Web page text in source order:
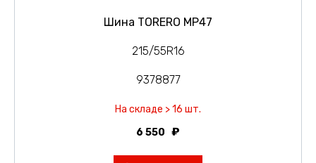
Шина TORERO MP47
215/55R16
9378877
На складе > 16 шт.
6 550